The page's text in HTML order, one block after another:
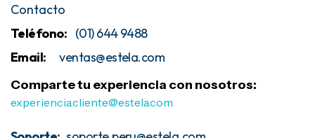
Contacto
Teléfono: (01) 644 9488
Email:
ventas@estela.com
Comparte tu experiencia con nosotros:
experiencia.cliente@estela.com